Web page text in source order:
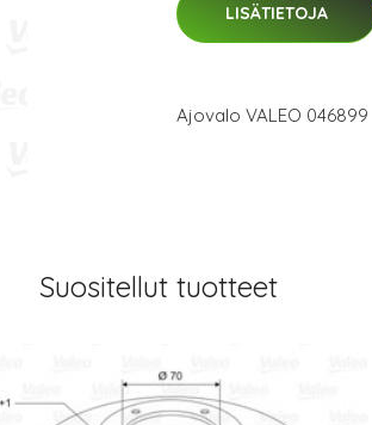
LISÄTIETOJA
Ajovalo VALEO 046899
Suositellut tuotteet